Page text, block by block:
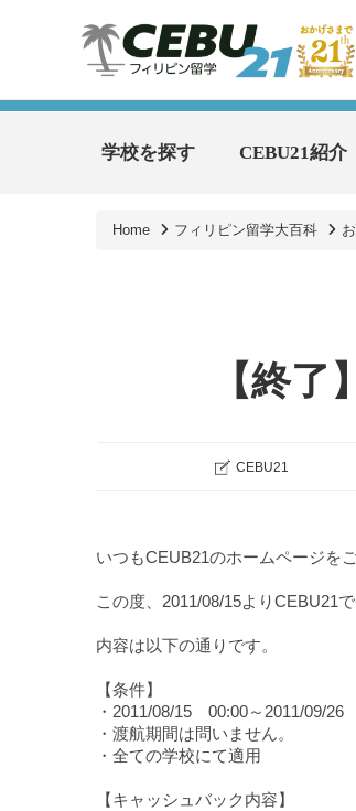
学校を探す CEBU21紹介
Home フィリピン留学大百科
【終
CEBU21
いつもCEUB21のホームページを
この度、2011/08/15よりCEBU21
内容は以下の通りです。
【条件】
・2011/08/15 00:00～2011/09/
・渡航期間は問いません。
・全ての学校にて適用
【キャッシュバック内容】